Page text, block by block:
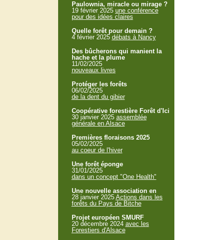
Paulownia, miracle ou mirage ?
19 février 2025 une conférence
pour des idées claires
Quelle forêt pour demain ?
4 février 2025 débats à Nancy
Des bûcherons qui manient la
hache et la plume
11/02/2025
nouveaux livres
Protéger les forêts
06/02/2025
de la dent du gibier
Coopérative forestière Forêt d'Ici
30 janvier 2025 assemblée
générale en Alsace
Premières floraisons 2025
05/02/2025
au coeur de l'hiver
Une forêt éponge
31/01/2025
dans un concept "One Health"
Une nouvelle association en
28 janvier 2025 Actions dans les
forêts du Pays de Bitche
Projet européen SMURF
20 décembre 2024 avec les
Forestiers d'Alsace